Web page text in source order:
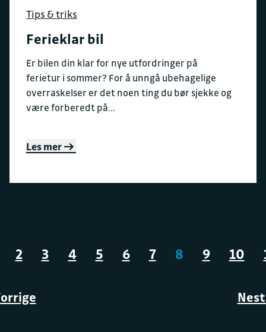
Tips & triks
Ferieklar bil
Er bilen din klar for nye utfordringer på
ferietur i sommer? For å unngå ubehagelige
overraskelser er det noen ting du bør sjekke og
være forberedt på...
Les mer
2 3 4 5 6 7 8 9 10